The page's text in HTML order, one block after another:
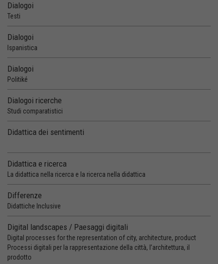
Dialogoi
Testi
Dialogoi
Ispanistica
Dialogoi
Politiké
Dialogoi ricerche
Studi comparatistici
Didattica dei sentimenti
Didattica e ricerca
La didattica nella ricerca e la ricerca nella didattica
Differenze
Didattiche Inclusive
Digital landscapes / Paesaggi digitali
Digital processes for the representation of city, architecture, product
Processi digitali per la rappresentazione della città, l’architettura, il
prodotto